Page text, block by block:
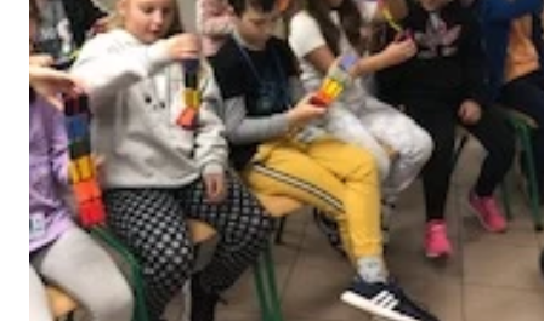
Erasmus+ Przez
Erasmus+ Mózgi w